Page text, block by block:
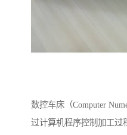
数控车床（Computer
过计算机程序控制加工过